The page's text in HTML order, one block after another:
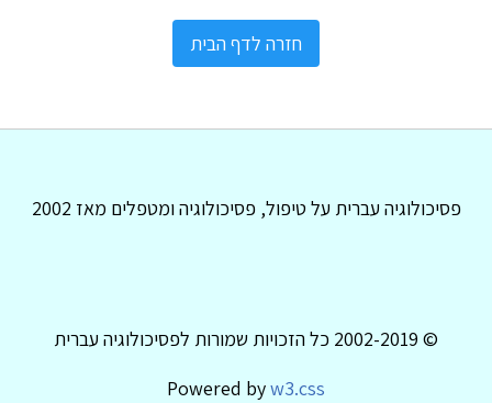
חזרה לדף הבית
פסיכולוגיה עברית על טיפול, פסיכולוגיה ומטפלים מאז 2002
© 2002-2019 כל הזכויות שמורות לפסיכולוגיה עברית
Powered byw3.css